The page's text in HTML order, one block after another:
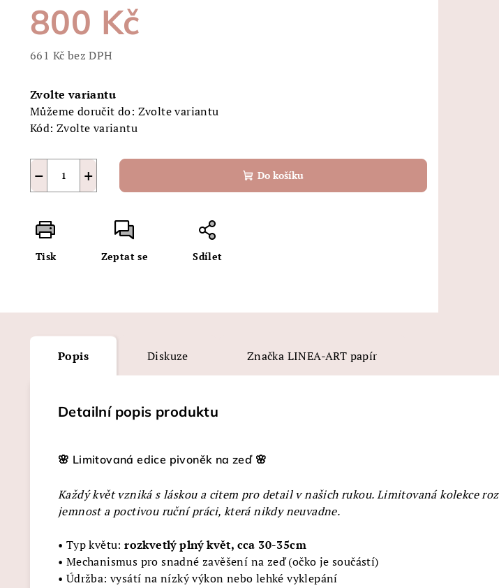
800 Kč
661 Kč bez DPH
cena:
Zvolte variantu
Můžeme doručit do: Zvolte variantu
Kód: Zvolte variantu
+
− Do košíku
Tisk Zeptat se Sdílet
Popis Diskuze Značka LINEA-ART papír
Detailní popis produktu
🌸 Limitovaná edice pivoněk na zeď 🌸
Každý květ vzniká s láskou a citem pro detail v našich rukou. Limitovaná kolekce
jemnost a poctivou ruční práci, která nikdy neuvadne.
• Typ květu:rozkvetlý plný květ, cca 30-35cm
• Mechanismus pro snadné zavěšení na zeď (očko je součástí)
• Údržba: vysátí na nízký výkon nebo lehké vyklepání